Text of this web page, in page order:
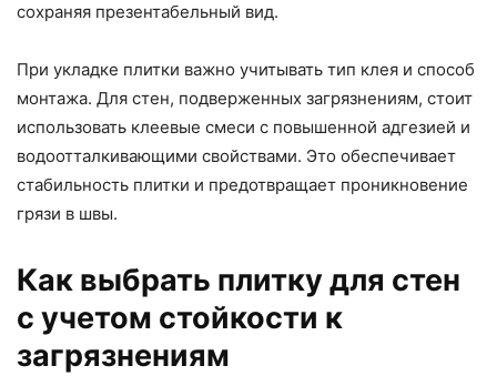
сохраняя презентабельный вид.
При укладке плитки важно учитывать тип клея и способ
монтажа. Для стен, подверженных загрязнениям, стоит
использовать клеевые смеси с повышенной адгезией и
водоотталкивающими свойствами. Это обеспечивает
стабильность плитки и предотвращает проникновение
грязи в швы.
Как выбрать плитку для стен
с учетом стойкости к
загрязнениям